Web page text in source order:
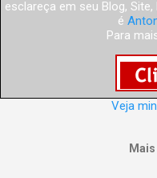
esclareça em seu Blog,
é
Para
Veja